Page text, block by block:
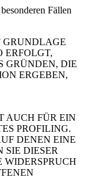
Fällen
GRUNDLAGE
ERFOLGT,
GRÜNDEN, DIE
ERGEBEN,
AUCH FÜR EIN
PROFILING.
DENEN EINE
SIE DIESER